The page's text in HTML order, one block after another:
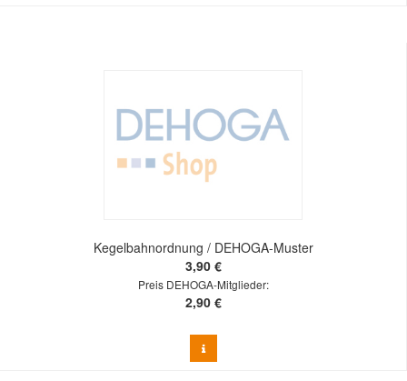
Kegelbahnordnung / DEHOGA-Muster
3,90 €
Preis DEHOGA-Mitglieder:
2,90 €